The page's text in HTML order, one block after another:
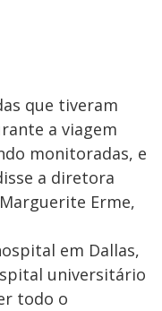
que tiveram
a viagem
monitoradas, e
a diretora
Erme,
em Dallas,
universitário
todo o